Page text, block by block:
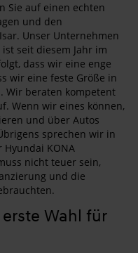
Sie auf einen echten
und den
Unser Unternehmen
seit diesem Jahr im
dass wir eine enge
wir eine feste Größe in
Wir beraten kompetent
Wenn wir eines können,
und über Autos
sprechen wir in
KONA
nicht teuer sein,
und die
Wahl für